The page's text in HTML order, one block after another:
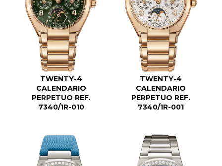
TWENTY-4
CALENDARIO
PERPETUO REF.
7340/1R-010
TWENTY-4
CALENDARIO
PERPETUO REF.
7340/1R-001